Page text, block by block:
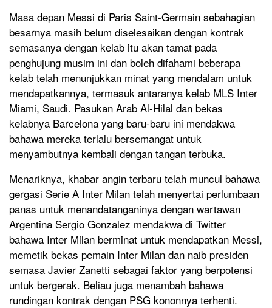
Masa depan Messi di Paris Saint-Germain sebahagian
besarnya masih belum diselesaikan dengan kontrak
semasanya dengan kelab itu akan tamat pada
penghujung musim ini dan boleh difahami beberapa
kelab telah menunjukkan minat yang mendalam untuk
mendapatkannya, termasuk antaranya kelab MLS Inter
Miami, Saudi. Pasukan Arab Al-Hilal dan bekas
kelabnya Barcelona yang baru-baru ini mendakwa
bahawa mereka terlalu bersemangat untuk
menyambutnya kembali dengan tangan terbuka.
Menariknya, khabar angin terbaru telah muncul bahawa
gergasi Serie A Inter Milan telah menyertai perlumbaan
panas untuk menandatanganinya dengan wartawan
Argentina Sergio Gonzalez mendakwa di Twitter
bahawa Inter Milan berminat untuk mendapatkan Messi,
memetik bekas pemain Inter Milan dan naib presiden
semasa Javier Zanetti sebagai faktor yang berpotensi
untuk bergerak. Beliau juga menambah bahawa
rundingan kontrak dengan PSG kononnya terhenti.